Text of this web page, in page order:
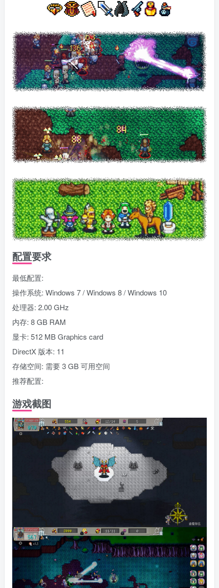
配置要求
最低配置:
操作系统: Windows 7 / Windows 8 / Windows 10
处理器: 2.00 GHz
内存: 8 GB RAM
显卡: 512 MB Graphics card
DirectX 版本: 11
存储空间: 需要 3 GB 可用空间
推荐配置:
游戏截图